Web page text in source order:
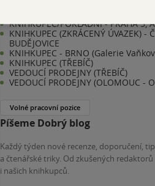
KNIHKUPEC/POKLADNÍ - PRAHA 5,
KNIHKUPEC (ZKRÁCENÝ ÚVAZEK) -
BUDĚJOVICE
KNIHKUPEC - BRNO (Galerie
KNIHKUPEC (TŘEBÍČ)
VEDOUCÍ PRODEJNY (TŘEBÍČ)
VEDOUCÍ PRODEJNY (OLOMOUC -
Volné pracovní pozice
Píšeme Dobrý blog
Každý týden nové recenze, doporučení,
a čtenářské triky. Od zkušených redaktorů
i našich knihkupců.